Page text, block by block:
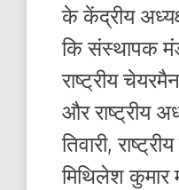
के केंद्रीय
कि संस्थापक
राष्ट्रीय
और राष्ट्रीय
तिवारी,
मिथिलेश कुमार